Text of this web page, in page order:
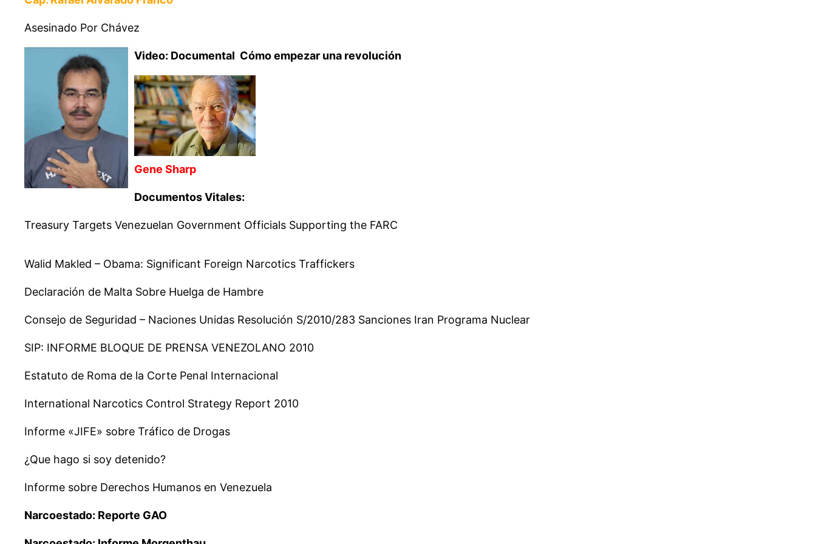
Asesinado Por Chávez
Video: Documental Cómo empezar una revolución
Gene Sharp
Documentos Vitales:
Treasury Targets Venezuelan Government Officials Supporting the FARC
Walid Makled – Obama: Significant Foreign Narcotics Traffickers
Declaración de Malta Sobre Huelga de Hambre
Consejo de Seguridad – Naciones Unidas Resolución S/2010/283 Sanciones Iran Programa Nuclear
SIP: INFORME BLOQUE DE PRENSA VENEZOLANO 2010
Estatuto de Roma de la Corte Penal Internacional
International Narcotics Control Strategy Report 2010
Informe «JIFE» sobre Tráfico de Drogas
¿Que hago si soy detenido?
Informe sobre Derechos Humanos en Venezuela
Narcoestado: Reporte GAO